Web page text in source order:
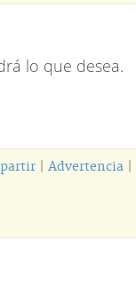
lo que desea.
Advertencia